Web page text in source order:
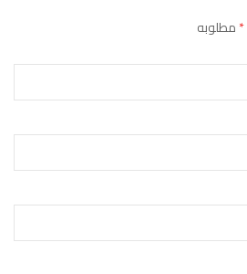
*مطلوبه